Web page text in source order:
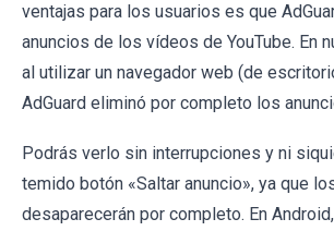
ventajas para los usuarios es que
anuncios de los vídeos de YouTube. En
al utilizar un navegador web (de
AdGuard eliminó por completo los
Podrás verlo sin interrupciones y ni
temido botón «Saltar anuncio», ya que
desaparecerán por completo. En